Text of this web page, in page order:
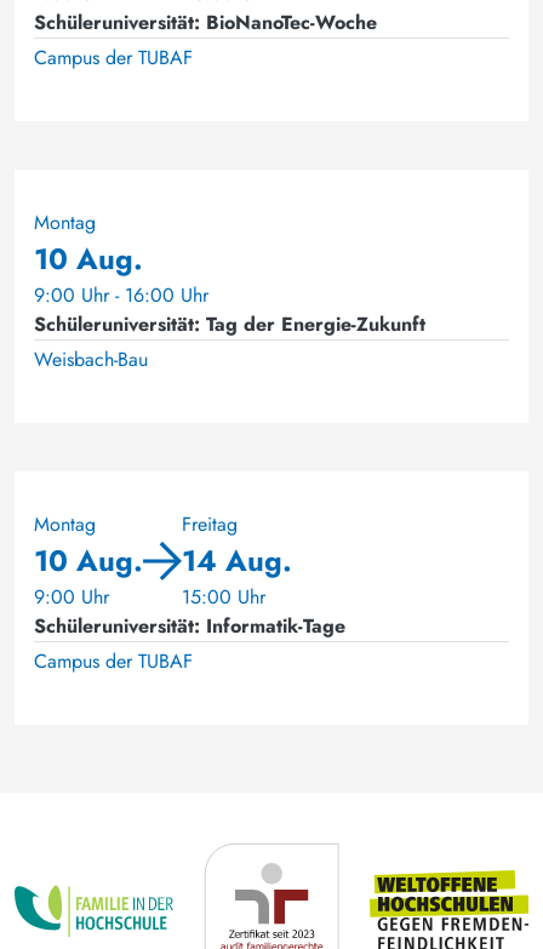
Schüleruniversität: BioNanoTec-Woche
Campus der TUBAF
Montag
10 Aug.
9:00 Uhr - 16:00 Uhr
Schüleruniversität: Tag der Energie-Zukunft
Weisbach-Bau
Montag
10 Aug.
9:00 Uhr
Freitag
14 Aug.
15:00 Uhr
Schüleruniversität: Informatik-Tage
Campus der TUBAF